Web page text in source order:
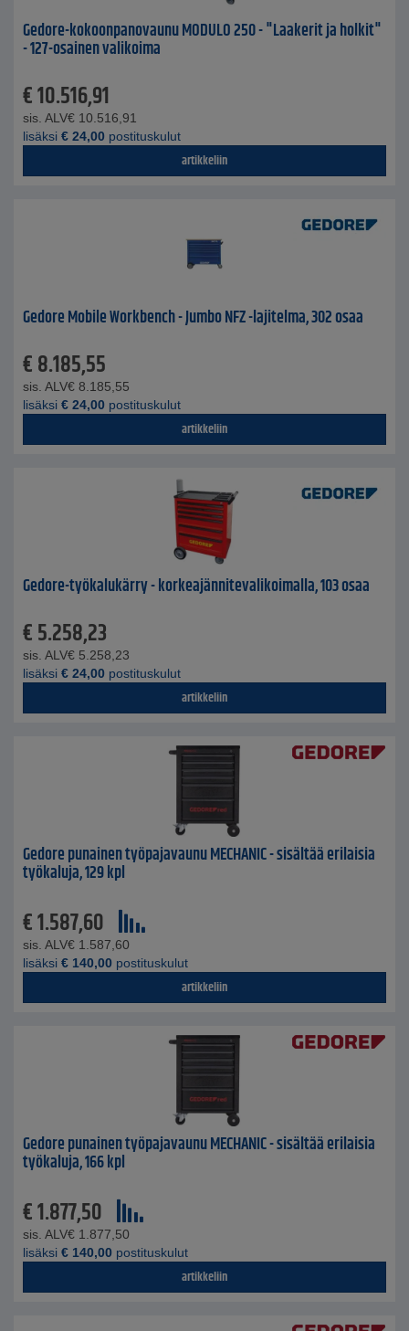
Gedore-kokoonpanovaunu MODULO 250 - "Laakerit ja holkit"
- 127-osainen valikoima
€10.516,91
sis. ALV€ 10.516,91
lisäksi € 24,00 postituskulut
artikkeliin
Gedore Mobile Workbench - Jumbo NFZ -lajitelma, 302 osaa
€8.185,55
sis. ALV€ 8.185,55
lisäksi € 24,00 postituskulut
artikkeliin
Gedore-työkalukärry - korkeajännitevalikoimalla, 103 osaa
€5.258,23
sis. ALV€ 5.258,23
lisäksi € 24,00 postituskulut
artikkeliin
Gedore punainen työpajavaunu MECHANIC - sisältää erilaisia ​​
työkaluja, 129 kpl
€1.587,60
sis. ALV€ 1.587,60
lisäksi € 140,00 postituskulut
artikkeliin
Gedore punainen työpajavaunu MECHANIC - sisältää erilaisia ​​
työkaluja, 166 kpl
€1.877,50
sis. ALV€ 1.877,50
lisäksi € 140,00 postituskulut
artikkeliin